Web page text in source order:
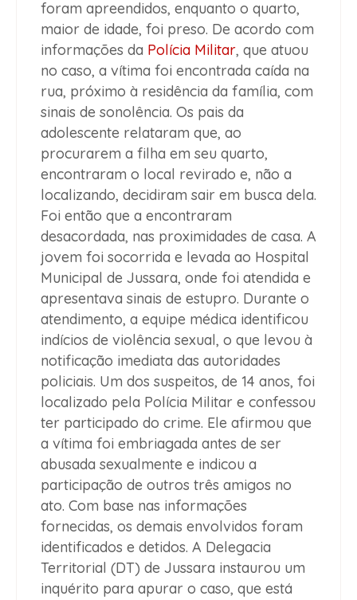
foram apreendidos, enquanto o quarto,
maior de idade, foi preso. De acordo com
informações da Polícia Militar, que atuou
no caso, a vítima foi encontrada caída na
rua, próximo à residência da família, com
sinais de sonolência. Os pais da
adolescente relataram que, ao
procurarem a filha em seu quarto,
encontraram o local revirado e, não a
localizando, decidiram sair em busca dela.
Foi então que a encontraram
desacordada, nas proximidades de casa. A
jovem foi socorrida e levada ao Hospital
Municipal de Jussara, onde foi atendida e
apresentava sinais de estupro. Durante o
atendimento, a equipe médica identificou
indícios de violência sexual, o que levou à
notificação imediata das autoridades
policiais. Um dos suspeitos, de 14 anos, foi
localizado pela Polícia Militar e confessou
ter participado do crime. Ele afirmou que
a vítima foi embriagada antes de ser
abusada sexualmente e indicou a
participação de outros três amigos no
ato. Com base nas informações
fornecidas, os demais envolvidos foram
identificados e detidos. A Delegacia
Territorial (DT) de Jussara instaurou um
inquérito para apurar o caso, que está